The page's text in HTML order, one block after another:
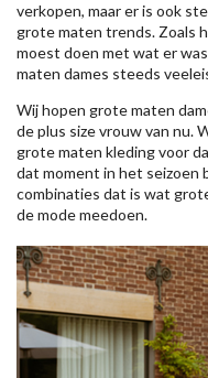
verkopen, maar er is ook
grote maten trends. Zoals
moest doen met wat er
maten dames steeds
Wij hopen grote maten
de plus size vrouw van nu.
grote maten kleding voor
dat moment in het seizoen
combinaties dat is wat
de mode meedoen.